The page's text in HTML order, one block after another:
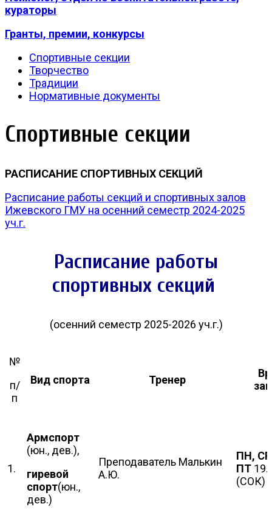
кураторы
Гранты, премии, конкурсы
Спортивные секции
Творчество
Традиции
Нормативные документы
Спортивные секции
РАСПИСАНИЕ СПОРТИВНЫХ СЕКЦИЙ
Расписание работы секций и спортивных залов
Ижевского ГМУ на осенний семестр 2024-2025
уч.г.
Расписание работы
спортивных секций
(осенний семестр 2025-2026 уч.г.)
№
п/
п
Вид спорта Тренер
1.
Армспорт
(юн., дев.),
гиревой
спорт(юн.,
дев.)
Преподаватель Малькин
А.Ю.
ПН,
ПТ
(СОК)